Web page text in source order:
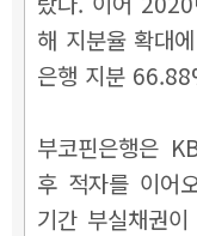
해 지분율 확대
은행 지분
부코핀은행은
후 적자를 이어
기간 부실채권